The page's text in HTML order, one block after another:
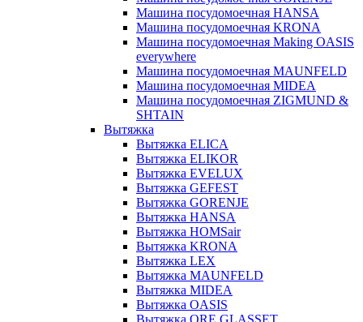
Машина посудомоечная HANSA
Машина посудомоечная KRONA
Машина посудомоечная Making OASIS
everywhere
Машина посудомоечная MAUNFELD
Машина посудомоечная MIDEA
Машина посудомоечная ZIGMUND &
SHTAIN
Вытяжка
Вытяжка ELICA
Вытяжка ELIKOR
Вытяжка EVELUX
Вытяжка GEFEST
Вытяжка GORENJE
Вытяжка HANSA
Вытяжка HOMSair
Вытяжка KRONA
Вытяжка LEX
Вытяжка MAUNFELD
Вытяжка MIDEA
Вытяжка OASIS
Вытяжка ORE GLASSET